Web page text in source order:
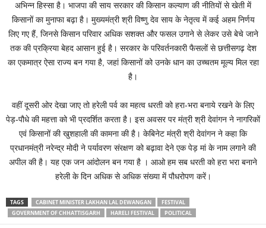
अभिन्न हिस्सा है। भाजपा की साय सरकार की किसान कल्याण की नीतियों से खेती में
किसानों का मुनाफा बढ़ा है। मुख्यमंत्री श्री विष्णु देव साय के नेतृत्व में कई अहम निर्णय
लिए गए हैं, जिनसे किसान परिवार अधिक सशक्त और फसल उगाने से लेकर उसे बेचे जाने
तक की प्रक्रिया बेहद आसान हुई है। सरकार के परिवर्तनकारी फैसलों से छत्तीसगढ़ देश
का एकमात्र ऐसा राज्य बन गया है, जहां किसानों को उनके धान का उच्चतम मूल्य मिल रहा
है।
वहीं दूसरी ओर देखा जाए तो हरेली पर्व का महत्व धरती को हरा-भरा बनाये रखने के लिए
पेड़-पौधे की महत्ता को भी प्रदर्शित करता है। इस अवसर पर मंत्री श्री देवांगन ने नागरिकों
एवं किसानों की खुशहाली की कामना की है। केबिनेट मंत्री श्री देवांगन ने कहा कि
प्रधानमंत्री नरेन्द्र मोदी ने पर्यावरण संरक्षण को बढ़ावा देने एक पेड़ मां के नाम लगाने की
अपील की है। यह एक जन आंदोलन बन गया है । आओ हम सब धरती को हरा भरा बनाने
हरेली के दिन अधिक से अधिक संख्या में पौधरोपण करें।
TAGS CABINET MINISTER LAKHAN LAL DEWANGAN
FESTIVAL
GOVERNMENT OF CHHATTISGARH
HARELI FESTIVAL POLITICAL